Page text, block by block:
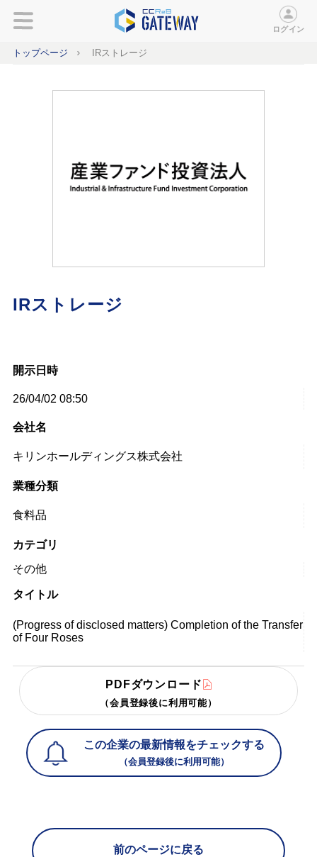
ログイン
トップページ IRストレージ
IRストレージ
開示日時
26/04/02 08:50
会社名
キリンホールディングス株式会社
業種分類
食料品
カテゴリ
その他
タイトル
(Progress of disclosed matters) Completion of the Transfer
of Four Roses
PDFダウンロード
（会員登録後に利用可能）
この企業の最新情報をチェックする
（会員登録後に利用可能）
前のページに戻る